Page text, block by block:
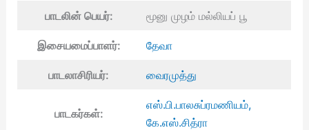
பாடலின் பெயர்: மூனு முழம் மல்லியப் பூ
இசையமைப்பாளர்: தேவா
பாடலாசிரியர்: வைரமுத்து
பாடகர்கள்:
எஸ்.பி.பாலசுப்ரமணியம்,
கே.எஸ்.சித்ரா